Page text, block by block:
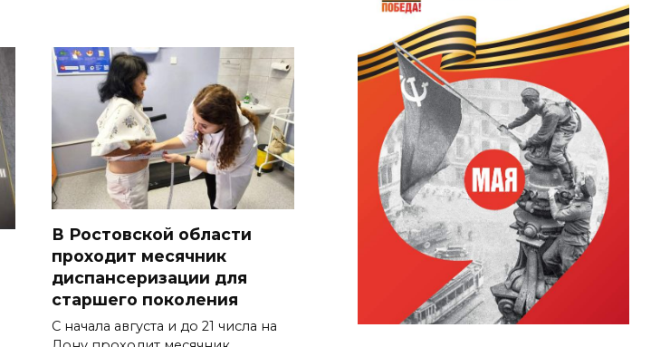
В Ростовской области
проходит месячник
диспансеризации для
старшего поколения
С начала августа и до 21 числа на